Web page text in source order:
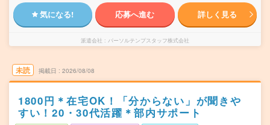
気になる! 応募へ進む 詳しく見る
派遣会社 パーソルテンプスタッフ株式会社
未読 掲載日 2026/08/08
1800円＊在宅OK！「分からない」が聞きや
すい！20・30代活躍＊部内サポート